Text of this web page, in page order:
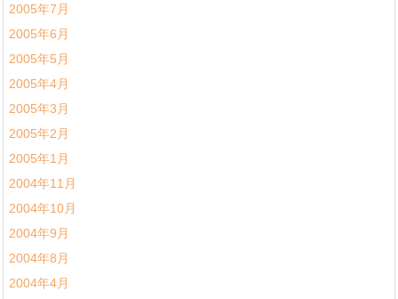
2005年7月
2005年6月
2005年5月
2005年4月
2005年3月
2005年2月
2005年1月
2004年11月
2004年10月
2004年9月
2004年8月
2004年4月